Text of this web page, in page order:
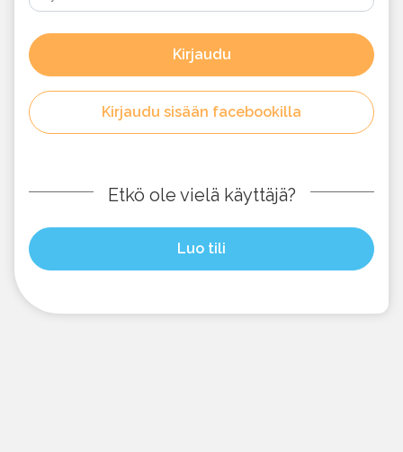
Kirjaudu
Kirjaudu sisään facebookilla
Etkö ole vielä käyttäjä?
Luo tili